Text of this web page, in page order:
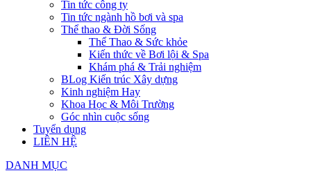
Tin tức công ty
Tin tức ngành hồ bơi và spa
Thể thao & Đời Sống
Thể Thao & Sức khỏe
Kiến thức về Bơi lội & Spa
Khám phá & Trải nghiệm
BLog Kiến trúc Xây dựng
Kinh nghiệm Hay
Khoa Học & Môi Trường
Góc nhìn cuộc sống
Tuyển dụng
LIÊN HỆ
DANH MỤC